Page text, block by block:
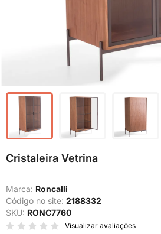
Cristaleira Vetrina
Marca: Roncalli
Código no site: 2188332
SKU: RONC7760
Visualizar avaliações